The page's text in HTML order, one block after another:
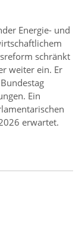
Energie- und
schränkt
weiter ein. Er
Ein
erwartet.